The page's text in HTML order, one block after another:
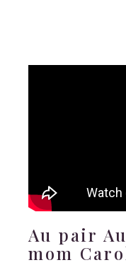
Au pair
mom